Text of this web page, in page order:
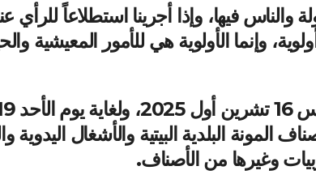
فيها، وإذا أجرينا استطلاعاً للرأي
وإنما الأولوية هي للأمور المعيشية
عرضاً لمختلف أصناف المونة البلدية البيتية والأشغال
وغيرها من الأصناف.